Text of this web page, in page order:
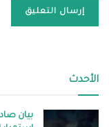
الأحدث
بيان